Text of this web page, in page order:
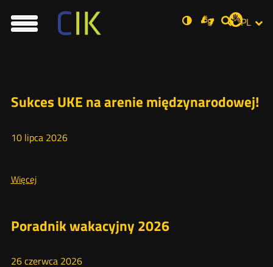
Menu
Wersja
Dla
niesłyszących
Nowa
karta
Otwórz
w
Nowa
karta
Social
PL
Aktualności
Sukces UKE na arenie międzynarodowej!
10 lipca 2026
o:
na
Więcej
Poradnik wakacyjny 2026
26czerwca 2026